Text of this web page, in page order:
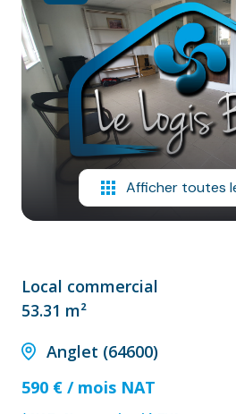
VILLES
DOSSIER DE
CANDIDATURE
NOS
PRESTATIONS
CONTACT
Afficher toutes
Local commercial
53.31 m²
Anglet (64600)
590 € / mois NAT